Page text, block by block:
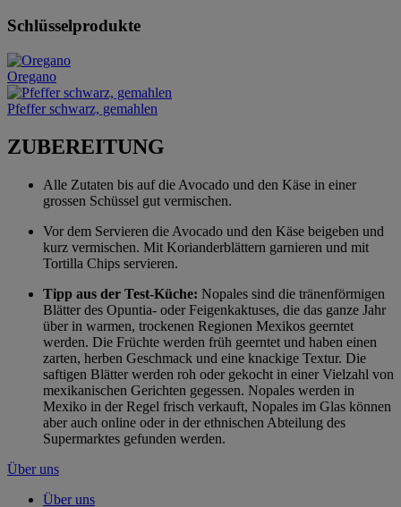
Schlüsselprodukte
Oregano
Pfeffer schwarz, gemahlen
ZUBEREITUNG
Alle Zutaten bis auf die Avocado und den Käse in einer
grossen Schüssel gut vermischen.
Vor dem Servieren die Avocado und den Käse beigeben und
kurz vermischen. Mit Korianderblättern garnieren und mit
Tortilla Chips servieren.
Tipp aus der Test-Küche: Nopales sind die tränenförmigen
Blätter des Opuntia- oder Feigenkaktuses, die das ganze Jahr
über in warmen, trockenen Regionen Mexikos geerntet
werden. Die Früchte werden früh geerntet und haben einen
zarten, herben Geschmack und eine knackige Textur. Die
saftigen Blätter werden roh oder gekocht in einer Vielzahl von
mexikanischen Gerichten gegessen. Nopales werden in
Mexiko in der Regel frisch verkauft, Nopales im Glas können
aber auch online oder in der ethnischen Abteilung des
Supermarktes gefunden werden.
Über uns
Über uns